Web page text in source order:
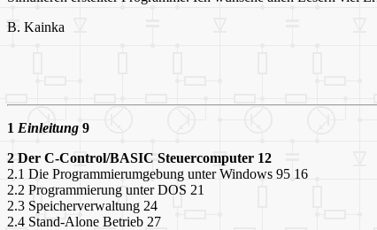
B. Kainka
1 Einleitung 9
2 Der C-Control/BASIC Steuercomputer 12
2.1 Die Programmierumgebung unter Windows 95 16
2.2 Programmierung unter DOS 21
2.3 Speicherverwaltung 24
2.4 Stand-Alone Betrieb 27